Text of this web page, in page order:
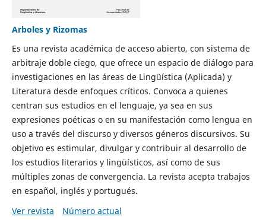
Arboles y Rizomas
Es una revista académica de acceso abierto, con sistema de
arbitraje doble ciego, que ofrece un espacio de diálogo para
investigaciones en las áreas de Lingüística (Aplicada) y
Literatura desde enfoques críticos. Convoca a quienes
centran sus estudios en el lenguaje, ya sea en sus
expresiones poéticas o en su manifestación como lengua en
uso a través del discurso y diversos géneros discursivos. Su
objetivo es estimular, divulgar y contribuir al desarrollo de
los estudios literarios y lingüísticos, así como de sus
múltiples zonas de convergencia. La revista acepta trabajos
en español, inglés y portugués.
Ver revista
Número actual